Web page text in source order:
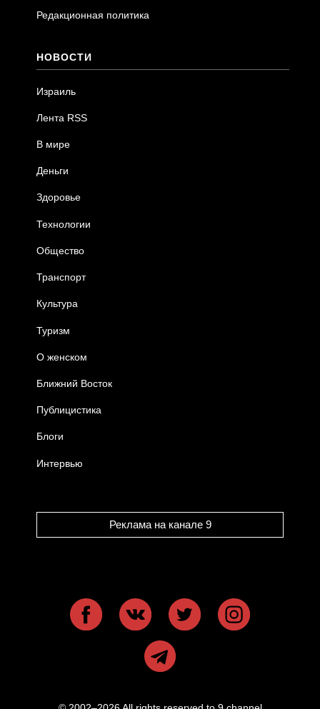
Редакционная политика
НОВОСТИ
Израиль
Лента RSS
В мире
Деньги
Здоровье
Технологии
Общество
Транспорт
Культура
Туризм
О женском
Ближний Восток
Публицистика
Блоги
Интервью
Реклама на канале 9